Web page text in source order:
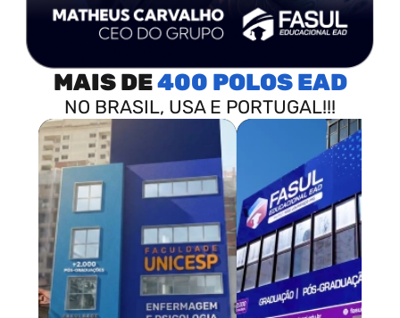
MAIS DE400 POLOS
NO BRASIL, USA E PORTUGAL!!!